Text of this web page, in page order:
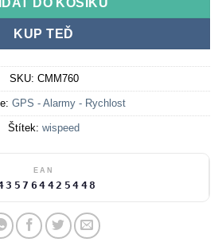
DO KOŠÍKU
KUP TEĎ
SKU: CMM760
GPS - Alarmy - Rychlost
Štítek: wispeed
EAN